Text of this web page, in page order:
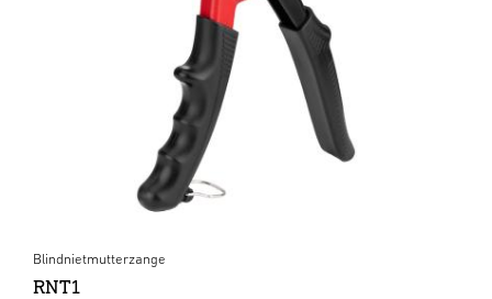
Blindnietmutterzange
RNT1